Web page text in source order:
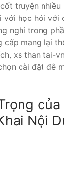
truyện nhiều
với học hỏi với
nghỉ trong
cấp mang lại
xs than tai-
cài đặt đê
Nội